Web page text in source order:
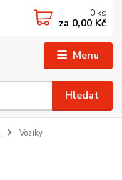
Menu
Hledat
0 ks
za 0,00 Kč
Vozíky